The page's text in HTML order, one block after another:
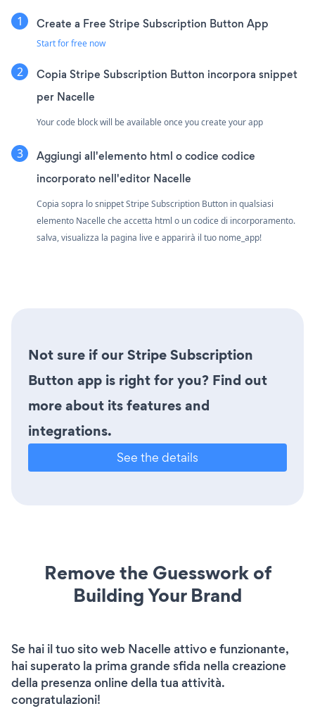
Create a Free Stripe Subscription Button App
Start for free now
Copia Stripe Subscription Button incorpora snippet
per Nacelle
Your code block will be available once you create your app
Aggiungi all'elemento html o codice codice
incorporato nell'editor Nacelle
Copia sopra lo snippet Stripe Subscription Button in qualsiasi
elemento Nacelle che accetta html o un codice di incorporamento.
salva, visualizza la pagina live e apparirà il tuo nome_app!
Not sure if our Stripe Subscription
Button app is right for you? Find out
more about its features and
integrations.
See the details
Remove the Guesswork of
Building Your Brand
Se hai il tuo sito web Nacelle attivo e funzionante,
hai superato la prima grande sfida nella creazione
della presenza online della tua attività.
congratulazioni!